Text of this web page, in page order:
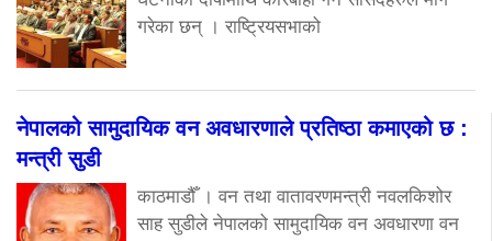
गरेका छन् । राष्ट्रियसभाको
नेपालको सामुदायिक वन अवधारणाले प्रतिष्ठा कमाएको छ :
मन्त्री सुडी
काठमाडौँ । वन तथा वातावरणमन्त्री नवलकिशोर
साह सुडीले नेपालको सामुदायिक वन अवधारणा वन